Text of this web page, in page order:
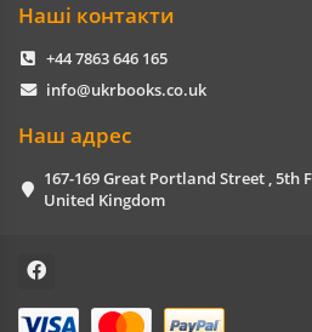
Наші контакти
+44 7863 646 165
info@ukrbooks.co.uk
Наш адрес
167-169 Great Portland Street , 5th
United Kingdom